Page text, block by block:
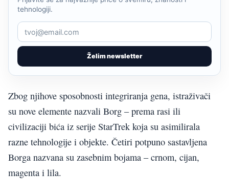
Želim newsletter
tehnologiji.
Zbog njihove sposobnosti integriranja gena, istraživači
su nove elemente nazvali Borg – prema rasi ili
civilizaciji bića iz serije StarTrek koja su asimilirala
razne tehnologije i objekte. Četiri potpuno sastavljena
Borga nazvana su zasebnim bojama – crnom, cijan,
magenta i lila.